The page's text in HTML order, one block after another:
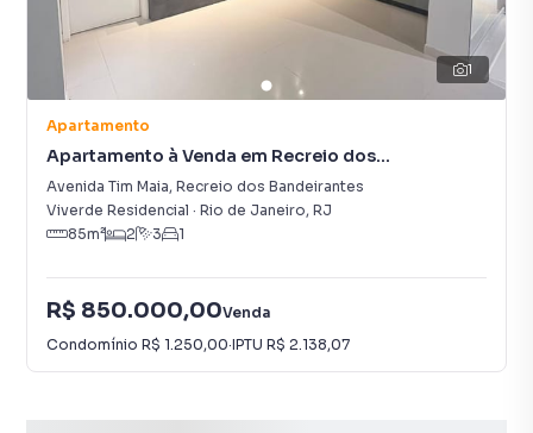
1
Apartamento
Apartamento à Venda em Recreio dos
Bandeirantes
Avenida Tim Maia, Recreio dos Bandeirantes
Viverde Residencial · Rio de Janeiro, RJ
85m² 2 3 1
R$ 850.000,00Venda
Condomínio R$ 1.250,00·IPTU R$ 2.138,07